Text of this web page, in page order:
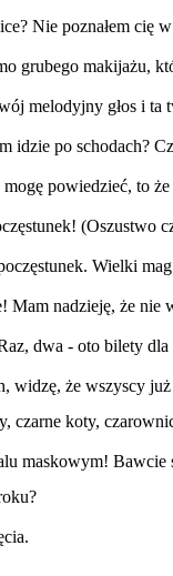
Nie poznałem cię
grubego makijażu,
melodyjny głos i ta
idzie po schodach?
powiedzieć, to
(Oszustwo
Wielki
Mam nadzieję, że nie
dwa - oto bilety dla
widzę, że wszyscy
czarne koty,
maskowym! Bawcie